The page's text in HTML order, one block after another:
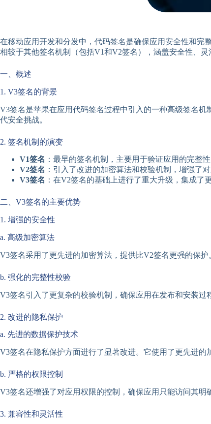
在移动应用开发和分发中，代码签名是确保应用安全性和完
相较于其他签名机制（包括V1和V2签名），涵盖安全性、灵
一、概述
1. V3签名的背景
V3签名是苹果在应用代码签名过程中引入的一种高级签名
代安全挑战。
2. 签名机制的演变
V1签名 ：最早的签名机制，主要用于验证应用的完整
V2签名 ：引入了改进的加密算法和校验机制，增强了
V3签名 ：在V2签名的基础上进行了重大升级，集成了
二、V3签名的主要优势
1. 增强的安全性
a. 高级加密算法
V3签名采用了更先进的加密算法，提供比V2签名更强的保
b. 强化的完整性校验
V3签名引入了更复杂的校验机制，确保应用在发布和安装
2. 改进的隐私保护
a. 先进的数据保护技术
V3签名在隐私保护方面进行了显著改进。它使用了更先进
b. 严格的权限控制
V3签名还增强了对应用权限的控制，确保应用只能访问其明
3. 兼容性和灵活性